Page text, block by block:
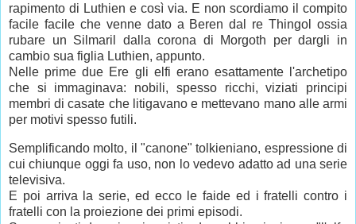
rapimento di Luthien e così via. E non scordiamo il compito
facile facile che venne dato a Beren dal re Thingol ossia
rubare un Silmaril dalla corona di Morgoth per dargli in
cambio sua figlia Luthien, appunto.
Nelle prime due Ere gli elfi erano esattamente l'archetipo
che si immaginava: nobili, spesso ricchi, viziati principi
membri di casate che litigavano e mettevano mano alle armi
per motivi spesso futili.
Semplificando molto, il "canone" tolkieniano, espressione di
cui chiunque oggi fa uso, non lo vedevo adatto ad una serie
televisiva.
E poi arriva la serie, ed ecco le faide ed i fratelli contro i
fratelli con la proiezione dei primi episodi.